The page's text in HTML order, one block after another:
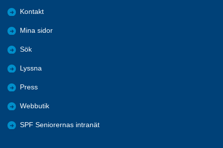
Kontakt
Mina sidor
Sök
Lyssna
Press
Webbutik
SPF Seniorernas intranät